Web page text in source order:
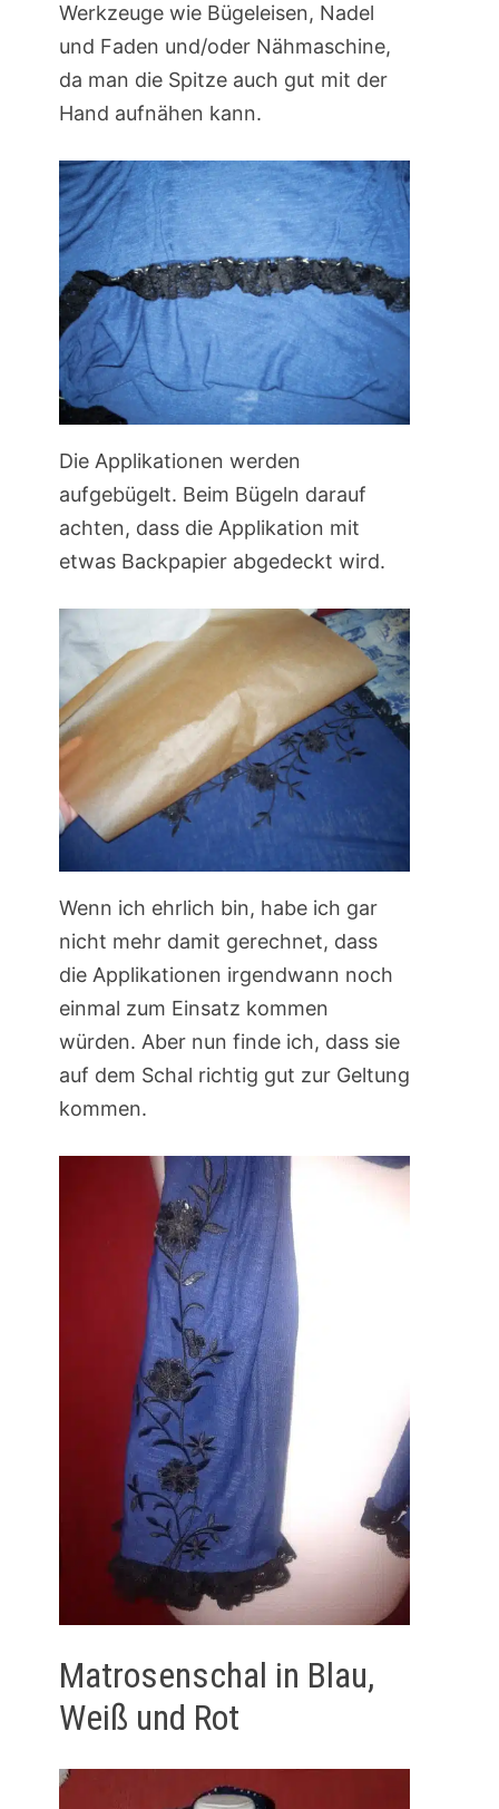
Werkzeuge wie Bügeleisen, Nadel
und Faden und/oder Nähmaschine,
da man die Spitze auch gut mit der
Hand aufnähen kann.
Die Applikationen werden
aufgebügelt. Beim Bügeln darauf
achten, dass die Applikation mit
etwas Backpapier abgedeckt wird.
Wenn ich ehrlich bin, habe ich gar
nicht mehr damit gerechnet, dass
die Applikationen irgendwann noch
einmal zum Einsatz kommen
würden. Aber nun finde ich, dass sie
auf dem Schal richtig gut zur Geltung
kommen.
Matrosenschal in Blau,
Weiß und Rot